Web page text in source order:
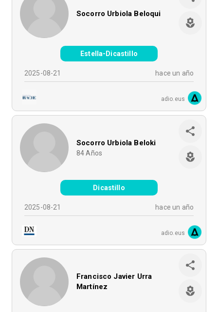
Socorro Urbiola Beloqui
Estella-Dicastillo
2025-08-21 hace un año
adio.eus
Socorro Urbiola Beloki
84 Años
Dicastillo
2025-08-21 hace un año
adio.eus
Francisco Javier Urra
Martínez